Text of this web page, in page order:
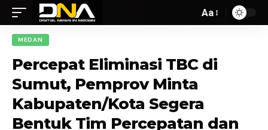
Aa
MEDAN
Percepat Eliminasi TBC di
Sumut, Pemprov Minta
Kabupaten/Kota Segera
Bentuk Tim Percepatan dan